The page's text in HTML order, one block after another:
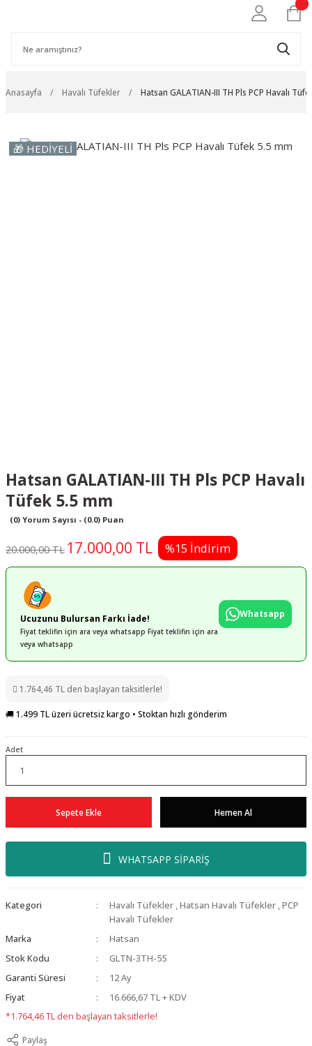
Anasayfa Havalı Tüfekler Hatsan GALATIAN-III TH Pls PCP Havalı
🎁 HEDİYELİ
Hatsan GALATIAN-III TH Pls PCP Havalı
Tüfek 5.5 mm
(0) Yorum Sayısı - (0.0) Puan
20.000,00 TL 17.000,00 TL %15 İndirim
Ucuzunu Bulursan Farkı İade!
Fiyat teklifin için ara veya whatsapp Fiyat teklifin için ara
veya whatsapp
Whatsapp
1.764,46 TL den başlayan taksitlerle!
🚚 1.499 TL üzeri ücretsiz kargo • Stoktan hızlı gönderim
Adet
Sepete Ekle Hemen Al
WHATSAPP SİPARİŞ
Kategori Havalı Tüfekler ,Hatsan Havalı Tüfekler ,PCP
Havalı Tüfekler
Marka
Hatsan
Stok Kodu
GLTN-3TH-55
Garanti Süresi
12 Ay
Fiyat
16.666,67 TL + KDV
*1.764,46 TL den başlayan taksitlerle!
Paylaş